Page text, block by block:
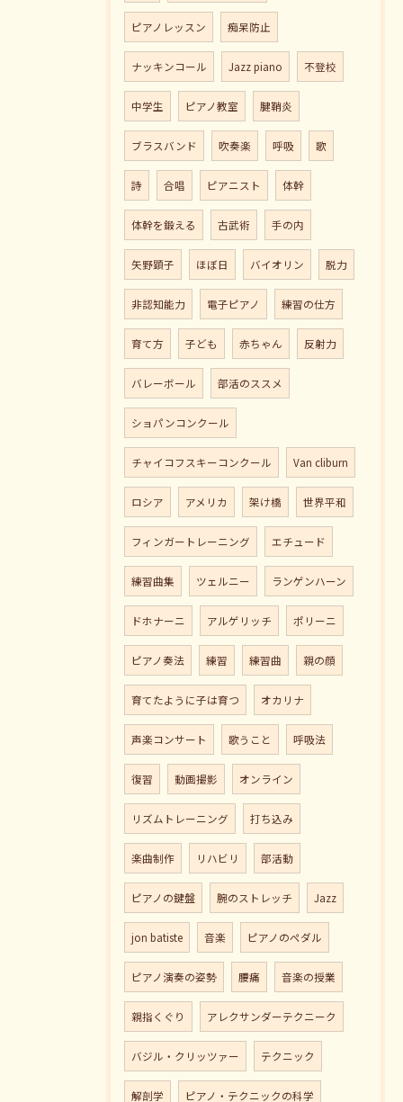
ピアノレッスン 痴呆防止
ナッキンコール Jazz piano 不登校
中学生 ピアノ教室 腱鞘炎
ブラスバンド 吹奏楽 呼吸 歌
詩 合唱 ピアニスト 体幹
体幹を鍛える 古武術 手の内
矢野顕子 ほぼ日 バイオリン 脱力
非認知能力 電子ピアノ 練習の仕方
育て方 子ども 赤ちゃん 反射力
バレーボール 部活のススメ
ショパンコンクール
チャイコフスキーコンクール Van cliburn
ロシア アメリカ 架け橋 世界平和
フィンガートレーニング エチュード
練習曲集 ツェルニー ランゲンハーン
ドホナーニ アルゲリッチ ポリーニ
ピアノ奏法 練習 練習曲 親の顔
育てたように子は育つ オカリナ
声楽コンサート 歌うこと 呼吸法
復習 動画撮影 オンライン
リズムトレーニング 打ち込み
楽曲制作 リハビリ 部活動
ピアノの鍵盤 腕のストレッチ Jazz
jon batiste 音楽 ピアノのペダル
ピアノ演奏の姿勢 腰痛 音楽の授業
親指くぐり アレクサンダーテクニーク
バジル・クリッツァー テクニック
解剖学 ピアノ・テクニックの科学